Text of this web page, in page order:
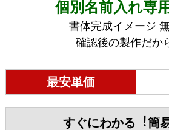
個別名前入れ専
書体完成イメージ
確認後の製作だか
最安単価
すぐにわかる︕簡